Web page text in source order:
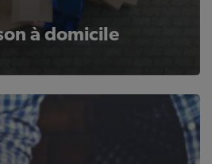
à domicile